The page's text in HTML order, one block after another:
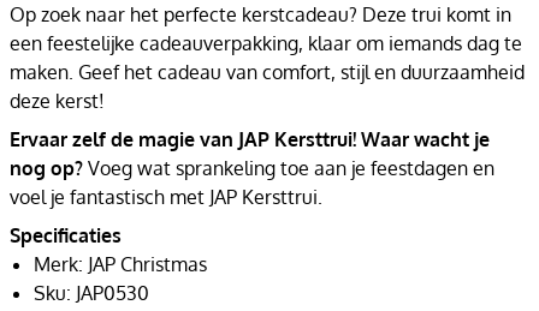
Op zoek naar het perfecte kerstcadeau? Deze trui komt in
een feestelijke cadeauverpakking, klaar om iemands dag te
maken. Geef het cadeau van comfort, stijl en duurzaamheid
deze kerst!
Ervaar zelf de magie van JAP Kersttrui! Waar wacht je
nog op? Voeg wat sprankeling toe aan je feestdagen en
voel je fantastisch met JAP Kersttrui.
Specificaties
Merk: JAP Christmas
Sku: JAP0530